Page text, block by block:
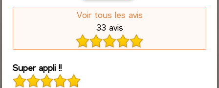
Voir tous les avis
33 avis
Super appli !!